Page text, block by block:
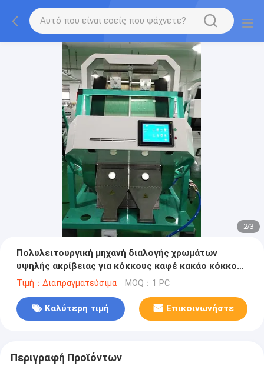
2/3
Πολυλειτουργική μηχανή διαλογής χρωμάτων
υψηλής ακρίβειας για κόκκους καφέ κακάο κόκκους
σιτάρι
Τιμή：Διαπραγματεύσιμα MOQ：1 PC
Καλύτερη τιμή Επικοινωνήστε
Περιγραφή Προϊόντων